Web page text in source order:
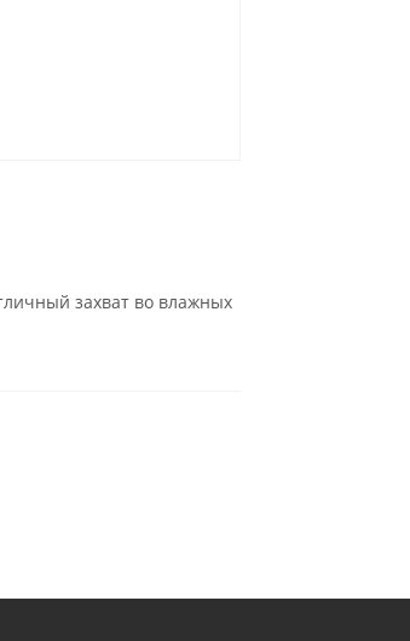
захват во влажных